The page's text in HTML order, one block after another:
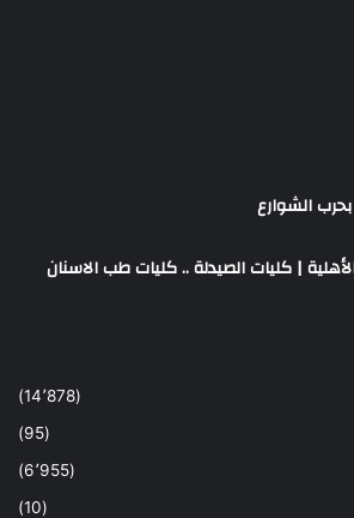
الشوارع
| كليات الصيدلة .. كليات طب الاسنان
(14٬878)
(95)
(6٬955)
(10)